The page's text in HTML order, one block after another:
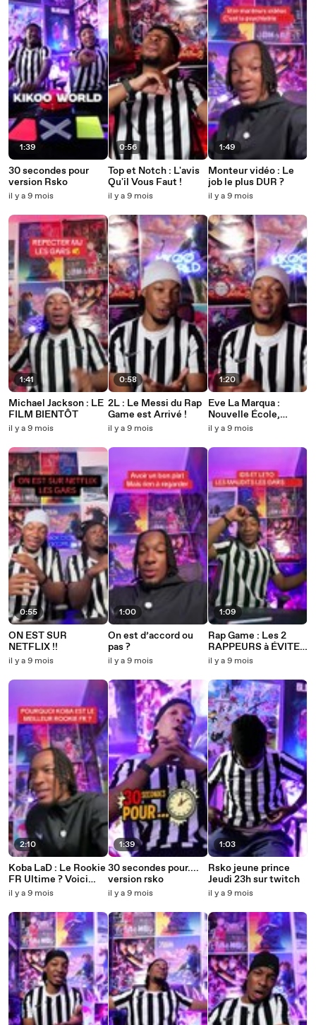
1:39
30 secondes pour
version Rsko
il y a 9 mois
1:41
Michael Jackson : LE
FILM BIENTÔT
il y a 9 mois
0:55
ON EST SUR
NETFLIX !!
il y a 9 mois
2:10
Koba LaD : Le Rookie
FR Ultime ? Voici
Pourquoi !
il y a 9 mois
0:56
Top et Notch : L'avis
Qu'il Vous Faut !
il y a 9 mois
0:58
2L : Le Messi du Rap
Game est Arrivé !
il y a 9 mois
1:00
On est d’accord ou
pas ?
il y a 9 mois
1:39
30 secondes pour....
version rsko
il y a 9 mois
1:49
Monteur vidéo : Le
job le plus DUR ?
il y a 9 mois
1:20
Eve La Marqua :
Nouvelle École,
Nouveau Départ !
il y a 9 mois
1:09
Rap Game : Les 2
RAPPEURS à ÉVITER
EN CE MOMENT
il y a 9 mois
1:03
Rsko jeune prince
Jeudi 23h sur twitch
il y a 9 mois